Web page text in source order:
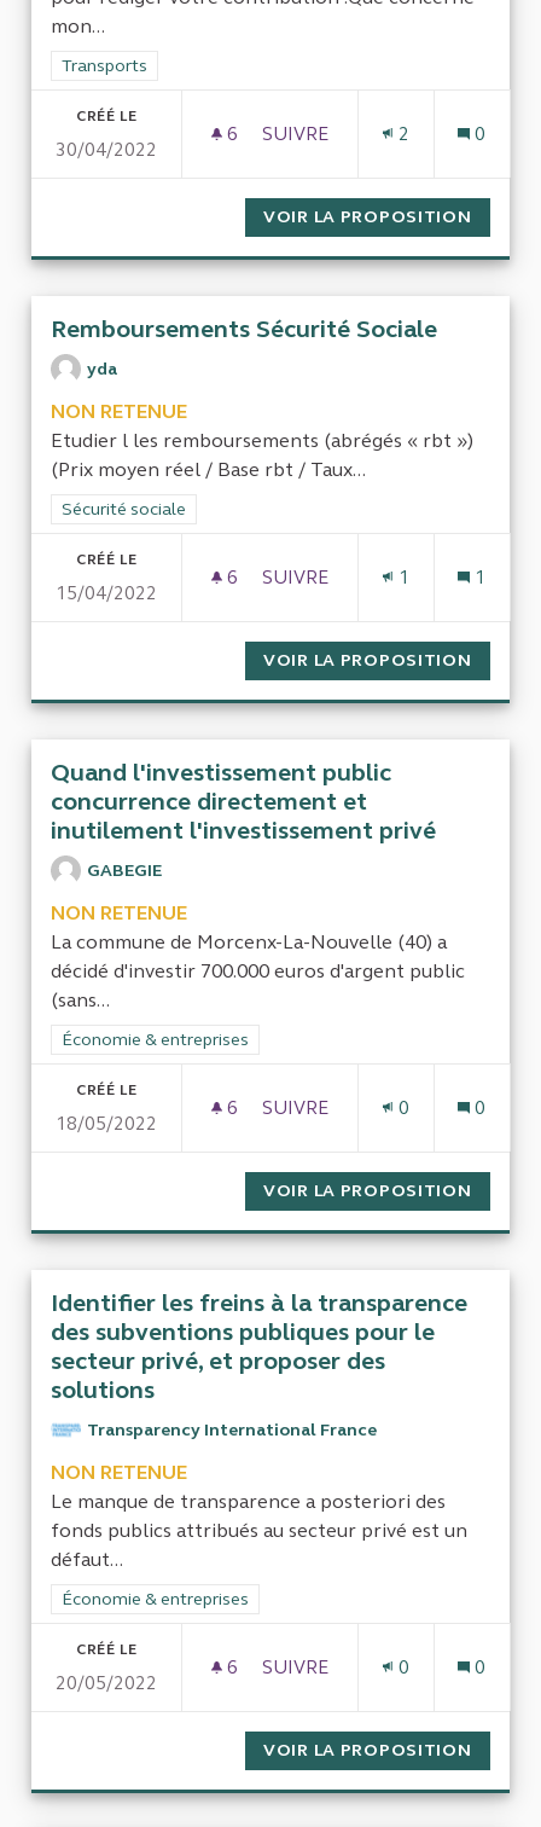
mon...
Filtrer les résultats de la catégorie : Transports
Transports
CRÉÉ LE
30/04/2022
6 6 ABONNÉS
SUIVRE
2 0
VOIR LA PROPOSITION
Remboursements Sécurité Sociale
yda
NON RETENUE
Etudier l les remboursements (abrégés « rbt »)
(Prix moyen réel / Base rbt / Taux...
Filtrer les résultats de la catégorie : Sécurité sociale
Sécurité sociale
CRÉÉ LE
15/04/2022
6 6 ABONNÉS
SUIVRE
1 1
VOIR LA PROPOSITION
Quand l'investissement public
concurrence directement et
inutilement l'investissement privé
GABEGIE
NON RETENUE
La commune de Morcenx-La-Nouvelle (40) a
décidé d'investir 700.000 euros d'argent public
(sans...
Filtrer les résultats de la catégorie : Économie & entreprises
Économie & entreprises
CRÉÉ LE
18/05/2022
6 6 ABONNÉS
SUIVRE
0 0
VOIR LA PROPOSITION
Identifier les freins à la transparence
des subventions publiques pour le
secteur privé, et proposer des
solutions
Transparency International France
NON RETENUE
Le manque de transparence a posteriori des
fonds publics attribués au secteur privé est un
défaut...
Filtrer les résultats de la catégorie : Économie & entreprises
Économie & entreprises
CRÉÉ LE
20/05/2022
6 6 ABONNÉS
SUIVRE
0 0
VOIR LA PROPOSITION